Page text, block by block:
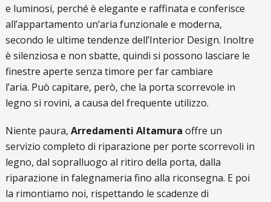
e luminosi, perché è elegante e raffinata e conferisce
all’appartamento un’aria funzionale e moderna,
secondo le ultime tendenze dell’Interior Design. Inoltre
è silenziosa e non sbatte, quindi si possono lasciare le
finestre aperte senza timore per far cambiare
l’aria. Può capitare, però, che la porta scorrevole in
legno si rovini, a causa del frequente utilizzo.
Niente paura, Arredamenti Altamura offre un
servizio completo di riparazione per porte scorrevoli in
legno, dal sopralluogo al ritiro della porta, dalla
riparazione in falegnameria fino alla riconsegna. E poi
la rimontiamo noi, rispettando le scadenze di